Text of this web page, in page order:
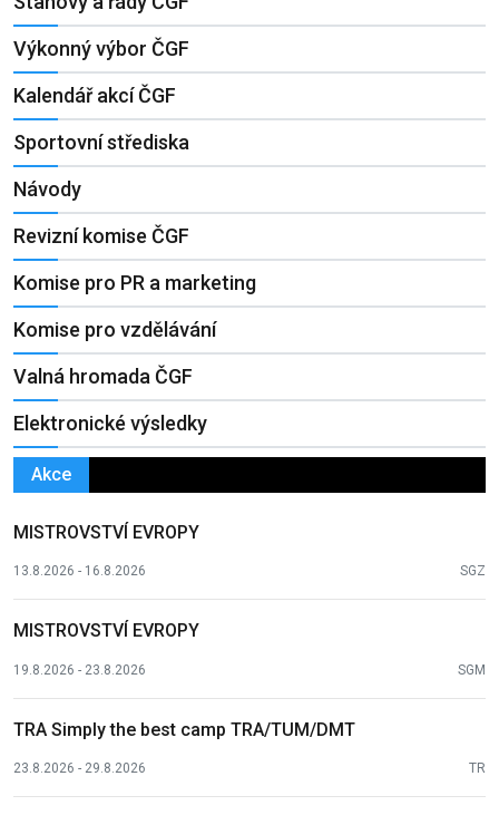
Výkonný výbor ČGF
Kalendář akcí ČGF
Sportovní střediska
Návody
Revizní komise ČGF
Komise pro PR a marketing
Komise pro vzdělávání
Valná hromada ČGF
Elektronické výsledky
Akce
MISTROVSTVÍ EVROPY
13.8.2026 - 16.8.2026 SGZ
MISTROVSTVÍ EVROPY
19.8.2026 - 23.8.2026 SGM
TRA Simply the best camp TRA/TUM/DMT
23.8.2026 - 29.8.2026 TR